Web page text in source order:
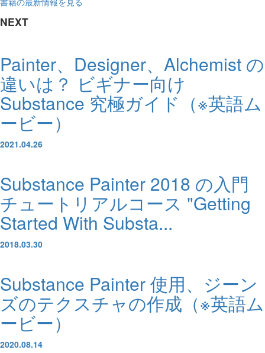
NEXT
Painter、Designer、Alchemist の
違いは？ ビギナー向け
Substance 究極ガイド（※英語ム
ービー）
2021.04.26
Substance Painter 2018 の入門
チュートリアルコース "Getting
Started With Substa...
2018.03.30
Substance Painter 使用、ジーン
ズのテクスチャの作成（※英語ム
ービー）
2020.08.14